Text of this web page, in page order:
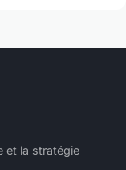
et la stratégie